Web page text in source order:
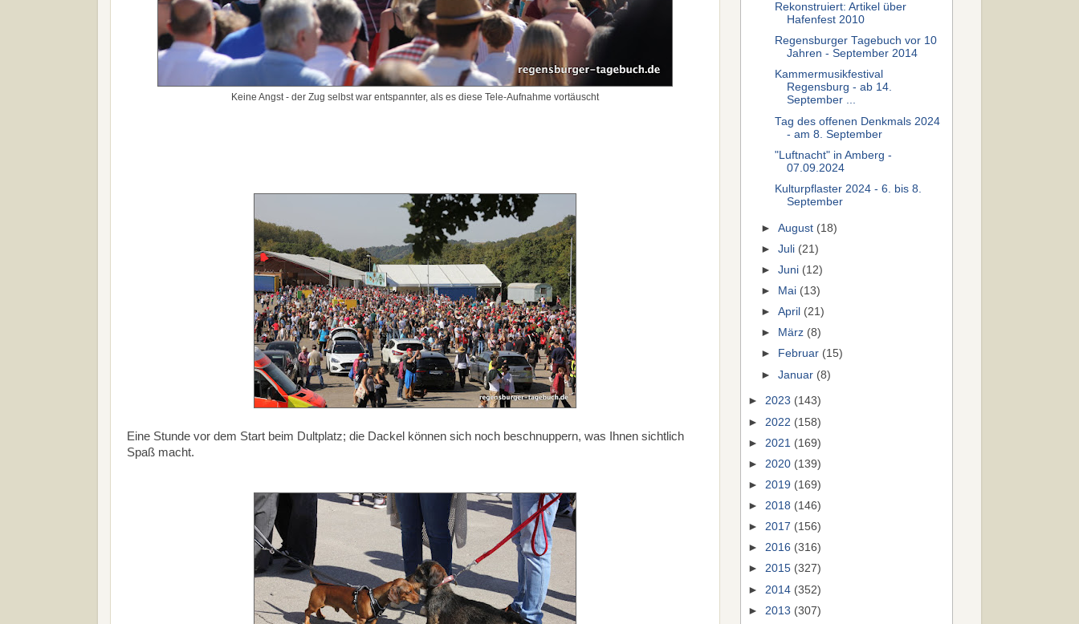
Keine Angst - der Zug selbst war entspannter, als es diese Tele-Aufnahme vortäuscht
Eine Stunde vor dem Start beim Dultplatz; die Dackel können sich noch beschnuppern, was Ihnen sichtlich
Spaß macht.
Rekonstruiert: Artikel über
Hafenfest 2010
Regensburger Tagebuch vor 10
Jahren - September 2014
Kammermusikfestival
Regensburg - ab 14.
September ...
Tag des offenen Denkmals 2024
- am 8. September
"Luftnacht" in Amberg -
07.09.2024
Kulturpflaster 2024 - 6. bis 8.
September
►August (18)
►Juli (21)
►Juni (12)
►
Mai (13)
►April (21)
►
März (8)
►
Februar (15)
►Januar (8)
► 2023 (143)
► 2022 (158)
► 2021 (169)
► 2020 (139)
► 2019 (169)
► 2018 (146)
► 2017 (156)
► 2016 (316)
► 2015 (327)
► 2014 (352)
► 2013 (307)